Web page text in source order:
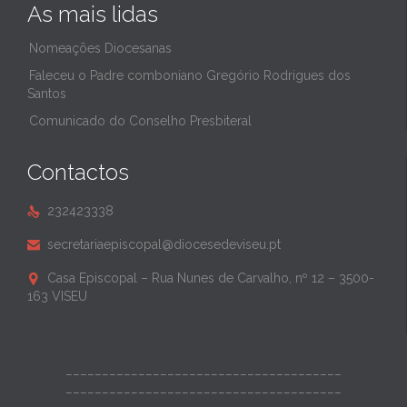
As mais lidas
Nomeações Diocesanas
Faleceu o Padre comboniano Gregório Rodrigues dos
Santos
Comunicado do Conselho Presbiteral
Contactos
 232423338
 secretariaepiscopal@diocesedeviseu.pt

Casa Episcopal – Rua Nunes de Carvalho, nº 12 – 3500-
163 VISEU